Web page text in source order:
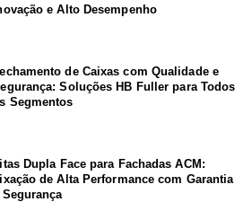
e Alto Desempenho
de Caixas com Qualidade e
Soluções HB Fuller para Todos
Segmentos
Dupla Face para Fachadas ACM:
de Alta Performance com Garantia
Segurança